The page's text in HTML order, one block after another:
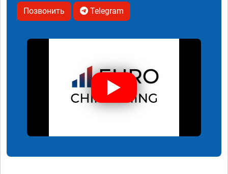
Позвонить Telegram